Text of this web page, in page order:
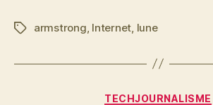
Étiquettes
armstrong, Internet, lune
Catégories
TECHJOURNALISME